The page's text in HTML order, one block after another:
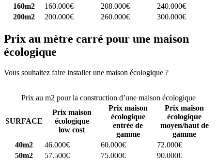
160m2
160.000€ 208.000€
240.000€
200m2
200.000€ 260.000€ 300.000€
Prix au mètre carré pour une maison
écologique
Vous souhaitez faire installer une maison écologique ?
Prix au m2 pour la construction d’une maison écologique
SURFACE
Prix maison
écologique
low cost
Prix maison
écologique
entrée de
gamme
Prix maison
écologique
moyen/haut de
gamme
40m2
46.000€ 60.000€
72.000€
50m2
57.500€ 75.000€
90.000€